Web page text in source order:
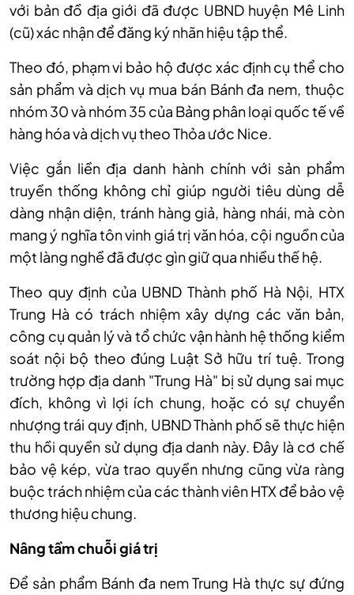
với bản đồ địa giới đã được UBND huyện Mê Linh
(cũ) xác nhận để đăng ký nhãn hiệu tập thể.
Theo đó, phạm vi bảo hộ được xác định cụ thể cho
sản phẩm và dịch vụ mua bán Bánh đa nem, thuộc
nhóm 30 và nhóm 35 của Bảng phân loại quốc tế về
hàng hóa và dịch vụ theo Thỏa ước Nice.
Việc gắn liền địa danh hành chính với sản phẩm
truyền thống không chỉ giúp người tiêu dùng dễ
dàng nhận diện, tránh hàng giả, hàng nhái, mà còn
mang ý nghĩa tôn vinh giá trị văn hóa, cội nguồn của
một làng nghề đã được gìn giữ qua nhiều thế hệ.
Theo quy định của UBND Thành phố Hà Nội, HTX
Trung Hà có trách nhiệm xây dựng các văn bản,
công cụ quản lý và tổ chức vận hành hệ thống kiểm
soát nội bộ theo đúng Luật Sở hữu trí tuệ. Trong
trường hợp địa danh "Trung Hà" bị sử dụng sai mục
đích, không vì lợi ích chung, hoặc có sự chuyển
nhượng trái quy định, UBND Thành phố sẽ thực hiện
thu hồi quyền sử dụng địa danh này. Đây là cơ chế
bảo vệ kép, vừa trao quyền nhưng cũng vừa ràng
buộc trách nhiệm của các thành viên HTX để bảo vệ
thương hiệu chung.
Nâng tầm chuỗi giá trị
Để sản phẩm Bánh đa nem Trung Hà thực sự đứng